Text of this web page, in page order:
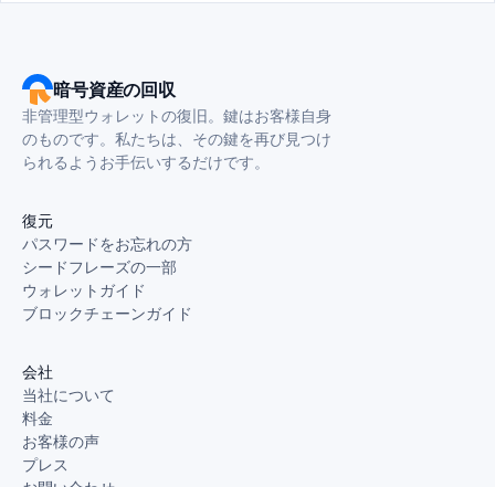
暗号資産の回収
非管理型ウォレットの復旧。鍵はお客様自身
のものです。私たちは、その鍵を再び見つけ
られるようお手伝いするだけです。
復元
パスワードをお忘れの方
シードフレーズの一部
ウォレットガイド
ブロックチェーンガイド
会社
当社について
料金
お客様の声
プレス